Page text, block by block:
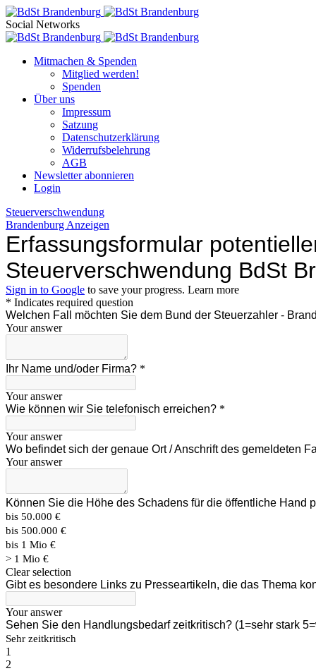
Social Networks
Mitmachen & Spenden
Mitglied werden!
Spenden
Über uns
Impressum
Satzung
Datenschutzerklärung
Widerrufsbelehrung
AGB
Newsletter abonnieren
Login
Steuerverschwendung
Brandenburg Anzeigen